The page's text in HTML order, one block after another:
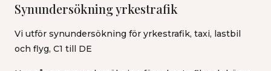
Synundersökning yrkestrafik​
Vi utför synundersökning för yrkestrafik, taxi, lastbil
och flyg, C1 till DE